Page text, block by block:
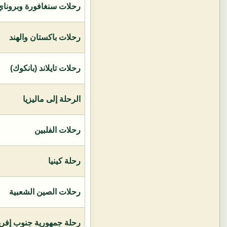
رحلات سنغافورة
رحلات باكستان والهند
رحلات تايلاند (بانكوك)
الرحلة إلى ماليزيا
رحلات الفلبين
رحلة كينيا
رحلات الصين الشعبية
رحلة جمهورية جنوب